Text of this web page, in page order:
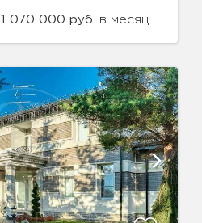
1 070 000 руб. в месяц